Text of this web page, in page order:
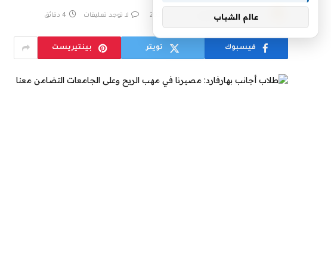
بواسطة فريق التحرير لا توجد تعليقات 4 دقائق
فيسبوك تويتر بينتيريست
عالم الشباب